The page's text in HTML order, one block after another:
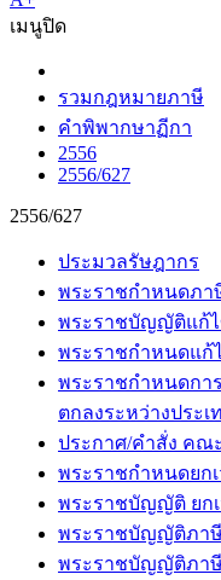
เมนูปิด
รวมกฎหมายภาษี
คำพิพากษาฏีกา
2556
2556/627
2556/627
ประมวลรัษฎากร
พระราชกำหนดภา
พระราชบัญญัติแก้ไ
พระราชกำหนดแก้
พระราชกำหนดกา
ตกลงระหว่างประเ
ประกาศ/คำสั่ง คณ
พระราชกำหนดยก
พระราชบัญญัติ ยกเ
พระราชบัญญัติภาษี
พระราชบัญญัติภา